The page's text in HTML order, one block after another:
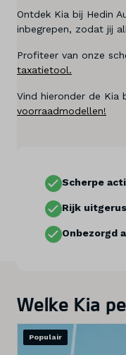
Vergelijken
Vestigingen
Merken
Kennis & advies
Land
Taal
Nederlands
Ontdek Kia bij Hedin
inbegrepen, zodat jij
Profiteer van onze
taxatietool.
Vind hieronder de Kia
voorraadmodellen!
Scherpe
Rijk
Onbezorgd
Welke Kia
Populair